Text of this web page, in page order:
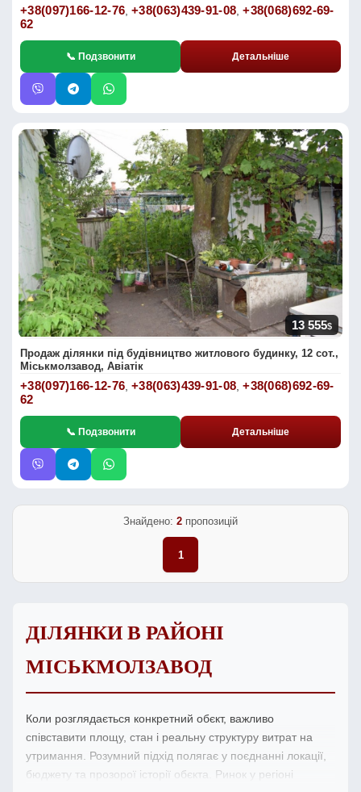
+38(097)166-12-76 ,+38(063)439-91-08 ,+38(068)692-69-
62
📞 Подзвонити Детальніше
13 555$
Продаж ділянки під будівництво житлового будинку, 12 сот.,
Міськмолзавод, Авіатік
+38(097)166-12-76,+38(063)439-91-08,+38(068)692-69-
62
📞 Подзвонити Детальніше
Знайдено: 2 пропозицій
1
ДІЛЯНКИ В РАЙОНІ
МІСЬКМОЛЗАВОД
Коли розглядається конкретний обєкт, важливо
співставити площу, стан і реальну структуру витрат на
утримання. Розумний підхід полягає у поєднанні локації,
бюджету та прозорої історії обєкта. Ринок у регіоні